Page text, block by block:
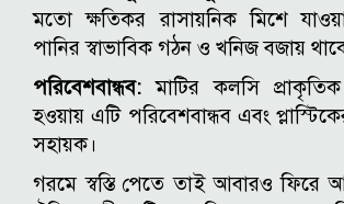
মতো ক্ষতিকর রাসায়নিক মিশে
পানির স্বাভাবিক গঠন ও খনিজ বজায়
পরিবেশবান্ধব: মাটির কলসি
হওয়ায় এটি পরিবেশবান্ধব এবং
সহায়ক।
গরমে স্বস্তি পেতে তাই আবারও ফিরে